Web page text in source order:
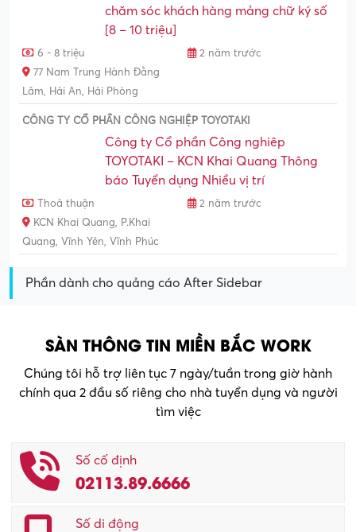
chăm sóc khách hàng mảng chữ ký số
[8 – 10 triệu]
6 - 8 triệu
2 năm trước
77 Nam Trung Hành Đằng
Lâm, Hải An, Hải Phòng
CÔNG TY CỔ PHẦN CÔNG NGHIỆP TOYOTAKI
Công ty Cổ phần Công nghiêp
TOYOTAKI – KCN Khai Quang Thông
báo Tuyển dụng Nhiều vị trí
Thoả thuận
2 năm trước
KCN Khai Quang, P.Khai
Quang, Vĩnh Yên, Vĩnh Phúc
Phần dành cho quảng cáo After Sidebar
SÀN THÔNG TIN MIỀN BẮC WORK
Chúng tôi hỗ trợ liên tục 7 ngày/tuần trong giờ hành
chính qua 2 đầu số riêng cho nhà tuyển dụng và người
tìm việc
Số cố định
02113.89.6666
Số di động